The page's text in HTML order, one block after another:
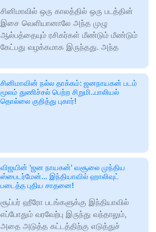
சினிமாவில் ஒரு காலத்தில் ஒரு படத்தின்
இசை வெளியானாலே அந்த முழு
ஆல்பத்தையும் ரசிகர்கள் மீண்டும் மீண்டும்
கேட்பது வழக்கமாக இருந்தது. அந்த
சினிமாவின் நல்ல தாக்கம்: ஜனநாயகன் படம்
மூலம் துணிச்சல் பெற்ற சிறுமி..பாலியல்
தொல்லை குறித்து புகார்!
விஜயின் 'ஜன நாயகன்' வசூலை முந்திய
ஸ்பைடர்மேன்... இந்தியாவில் ஹாலிவுட்
படைத்த புதிய சாதனை!
சூப்பர் ஹீரோ படங்களுக்கு இந்தியாவில்
எப்போதும் வரவேற்பு இருந்து வந்தாலும்,
அதை அடுத்த கட்டத்திற்கு எடுத்துச்